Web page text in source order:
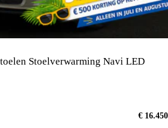
Stoelverwarming Navi LED
€ 16.450